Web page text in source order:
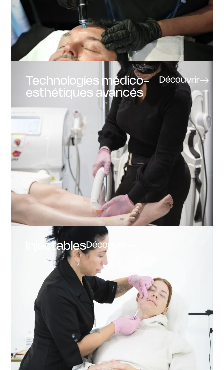
Technologies médico-
esthétiques avancés
Découvrir
InjectablesDécouvrir